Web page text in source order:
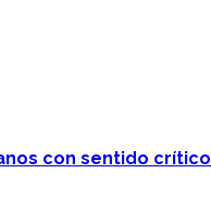
con sentido crítico